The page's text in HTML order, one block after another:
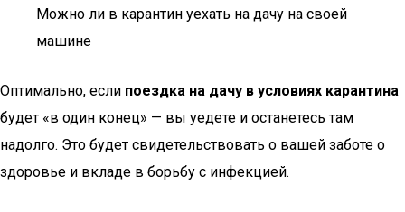
Можно ли в карантин уехать на дачу на своей
машине
Оптимально, если поездка на дачу в условиях карантина
будет «в один конец» — вы уедете и останетесь там
надолго. Это будет свидетельствовать о вашей заботе о
здоровье и вкладе в борьбу с инфекцией.